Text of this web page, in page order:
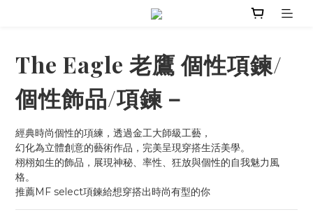
The Eagle 老鷹 個性項鍊/
個性飾品/項鍊－
經典時尚個性的項練，透過金工大師級工藝，
幻化為立體創意的藝術作品，完美呈現穿搭生活美學。
栩栩如生的飾品，展現神秘、率性、狂放與個性的自我魅力風
格。
推薦MF select項鍊給想穿搭出時尚有型的你